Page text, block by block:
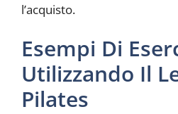
l’acquisto.
Esempi Di
Utilizzando Il
Pilates